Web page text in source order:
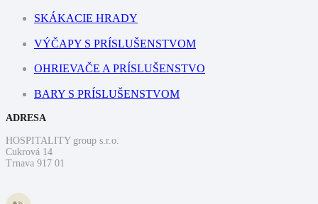
SKÁKACIE HRADY
VÝČAPY S PRÍSLUŠENSTVOM
OHRIEVAČE A PRÍSLUŠENSTVO
BARY S PRÍSLUŠENSTVOM
ADRESA
HOSPITALITY group s.r.o.
Cukrová 14
Trnava 917 01